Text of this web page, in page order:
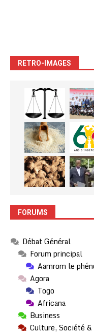
RETRO-IMAGES
FORUMS
Débat Général
Forum principal
Aamrom le
Agora
Togo
Africana
Business
Culture, Société &